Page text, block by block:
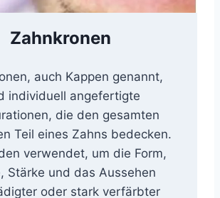
Zahnkronen
auch Kappen genannt,
individuell angefertigte
die den gesamten
Teil eines Zahns bedecken.
verwendet, um die Form,
Stärke und das Aussehen
oder stark verfärbter